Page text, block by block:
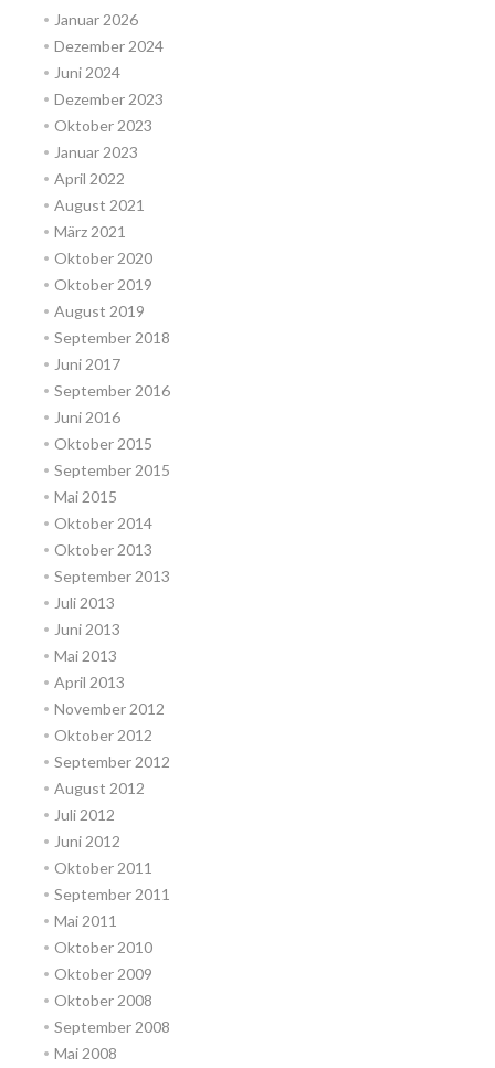
Januar 2026
Dezember 2024
Juni 2024
Dezember 2023
Oktober 2023
Januar 2023
April 2022
August 2021
März 2021
Oktober 2020
Oktober 2019
August 2019
September 2018
Juni 2017
September 2016
Juni 2016
Oktober 2015
September 2015
Mai 2015
Oktober 2014
Oktober 2013
September 2013
Juli 2013
Juni 2013
Mai 2013
April 2013
November 2012
Oktober 2012
September 2012
August 2012
Juli 2012
Juni 2012
Oktober 2011
September 2011
Mai 2011
Oktober 2010
Oktober 2009
Oktober 2008
September 2008
Mai 2008